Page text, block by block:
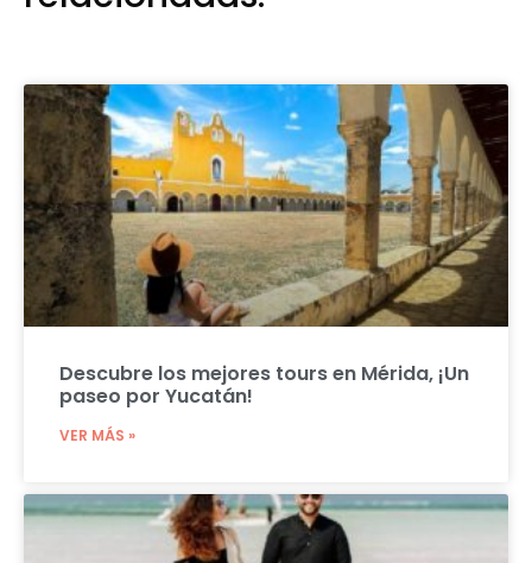
Descubre los mejores tours en Mérida, ¡Un
paseo por Yucatán!
VER MÁS »